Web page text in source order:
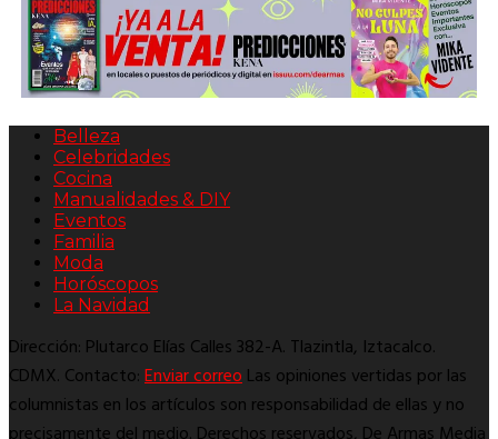
Belleza
Celebridades
Cocina
Manualidades & DIY
Eventos
Familia
Moda
Horóscopos
La Navidad
Dirección: Plutarco Elías Calles 382-A. Tlazintla, Iztacalco.
CDMX. Contacto:Enviar correoLas opiniones vertidas por las
columnistas en los artículos son responsabilidad de ellas y no